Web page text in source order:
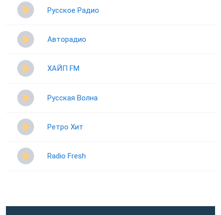
Русское Радио
Авторадио
ХАЙП FM
Русская Волна
Ретро Хит
Radio Fresh